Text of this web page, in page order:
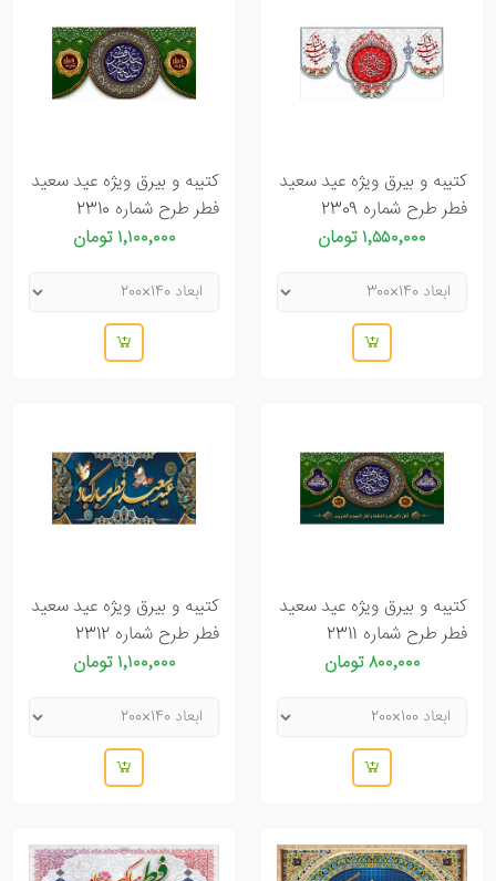
کتیبه و بیرق ویژه عید سعید
فطر طرح شماره 2309
۱٬۵۵۰٬۰۰۰ تومان
کتیبه و بیرق ویژه عید سعید
فطر طرح شماره 2310
۱٬۱۰۰٬۰۰۰ تومان
کتیبه و بیرق ویژه عید سعید
فطر طرح شماره 2311
۸۰۰٬۰۰۰ تومان
کتیبه و بیرق ویژه عید سعید
فطر طرح شماره 2312
۱٬۱۰۰٬۰۰۰ تومان